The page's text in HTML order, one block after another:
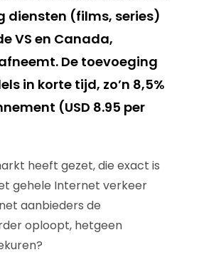
diensten (films, series)
VS en Canada,
De toevoeging
in korte tijd, zo’n 8,5%
(USD 8.95 per
heeft gezet, die exact is
gehele Internet verkeer
aanbieders de
oploopt, hetgeen